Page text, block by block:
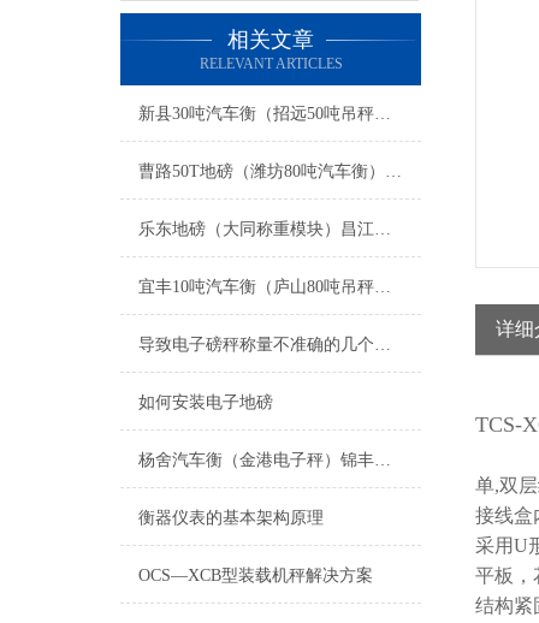
相关文章
RELEVANT ARTICLES
新县30吨汽车衡（招远50吨吊秤）光山20T地磅）息县汽车衡维修
曹路50T地磅（潍坊80吨汽车衡）江桥轨道衡）张堰120T吊秤维修
乐东地磅（大同称重模块）昌江称重模块）白沙便携式汽车衡维修
宜丰10吨汽车衡（庐山80吨吊秤（吉安便携式地磅秤）横峰30T地磅维修
导致电子磅秤称量不准确的几个原因
如何安装电子地磅
杨舍汽车衡（金港电子秤）锦丰防爆秤）南湖便携式地磅维修
衡器仪表的基本架构原理
OCS—XCB型装载机秤解决方案
详细
TCS-
单,双
接线盒
采用U
平板，
结构紧